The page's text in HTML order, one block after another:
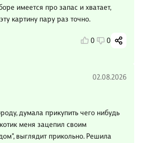
имеется про запас и хватает,
картину пару раз точно.
0 0
02.08.2026
думала прикупить чего нибудь
меня зацепил своим
выглядит прикольно. Решила